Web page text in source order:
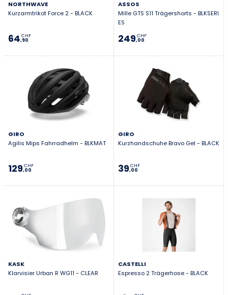
NORTHWAVE
Kurzarmtrikot Force 2 - BLACK
64,90
CHF
ASSOS
Mille GTS S11 Trägershorts - BLKSERI
ES
249,00
CHF
GIRO
Agilis Mips Fahrradhelm - BLKMAT
129,00
CHF
GIRO
Kurzhandschuhe Bravo Gel - BLACK
39,00
CHF
KASK
Klarvisier Urban R WG11 - CLEAR
CASTELLI
Espresso 2 Trägerhose - BLACK